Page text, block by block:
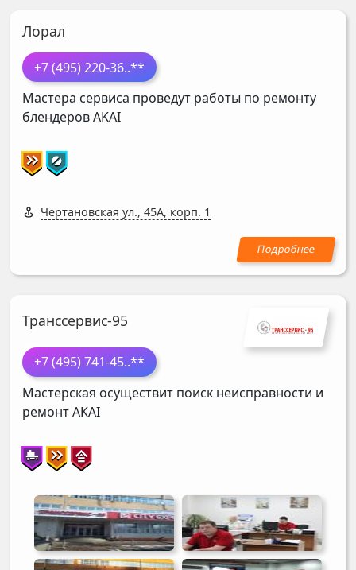
Лорал
+7 (495) 220-36..**
Мастера сервиса проведут работы по ремонту
блендеровAKAI
Чертановская ул., 45А, корп. 1
Транссервис-95
+7 (495) 741-45..**
Мастерская осуществит поиск неисправности и
ремонтAKAI